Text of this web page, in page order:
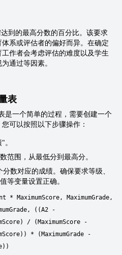
到的最高分数的百分比。该要求
系或评估者的偏好而异。在确定
作者会考虑评估的难度以及学生
通过等因素。
表
是一个简单的过程，需要创建一个
可以按照以下步骤操作：
范围，从最低分到最高分。
数对应的成绩。确保要求等级、
等变量设置正确。
* MaximumScore, MaximumGrade,
((A2 -
/ (MaximumScore -
* (MaximumGrade -